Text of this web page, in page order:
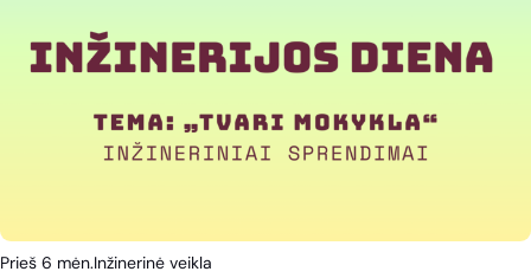
Prieš 6 mėn.Inžinerinė veikla